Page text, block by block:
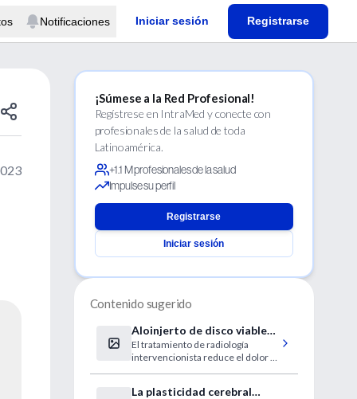
Notificaciones Iniciar sesión Registrarse
¡Súmese a la Red Profesional!
Regístrese en IntraMed y conecte con
profesionales de la salud de toda
Latinoamérica.
+1.1 M profesionales de la salud
Impulse su perfil
Registrarse
Iniciar sesión
Contenido sugerido
Aloinjerto de disco viable
en pacientes con dolor
lumbar crónico
El tratamiento de radiología
intervencionista reduce el dolor y
La plasticidad cerebral